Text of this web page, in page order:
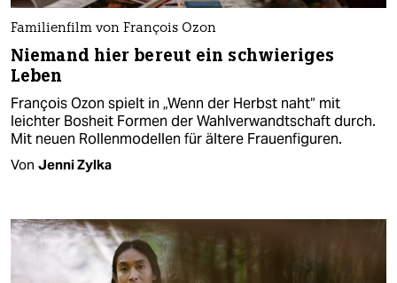
Familienfilm von François Ozon
Niemand hier bereut ein schwieriges
Leben
François Ozon spielt in „Wenn der Herbst naht“ mit
leichter Bosheit Formen der Wahlverwandtschaft durch.
Mit neuen Rollenmodellen für ältere Frauenfiguren.
Von Jenni Zylka